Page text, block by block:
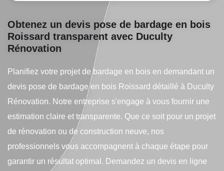
Obtenez un devis pose de bardage en bois
Roissard transparent avec Duculty
Rénovation
Planifiez votre projet de bardage en bois en demandant un
devis pose de bardage en bois Roissard détaillé à Duculty
Rénovation. Notre entreprise s'engage à vous fournir une
estimation claire et transparente. Que ce soit pour un projet
de rénovation ou de construction neuve, nos
professionnels vous accompagnent à chaque étape pour
garantir un résultat optimal. Demandez un devis en ligne